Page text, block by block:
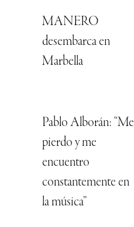
MANERO
desembarca en
Marbella
Pablo Alborán: “Me
pierdo y me
encuentro
constantemente en
la música”